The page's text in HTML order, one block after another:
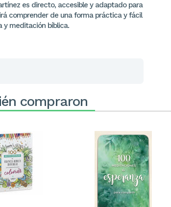
es directo, accesible y adaptado para
comprender de una forma práctica y fácil
y meditación bíblica.
compraron